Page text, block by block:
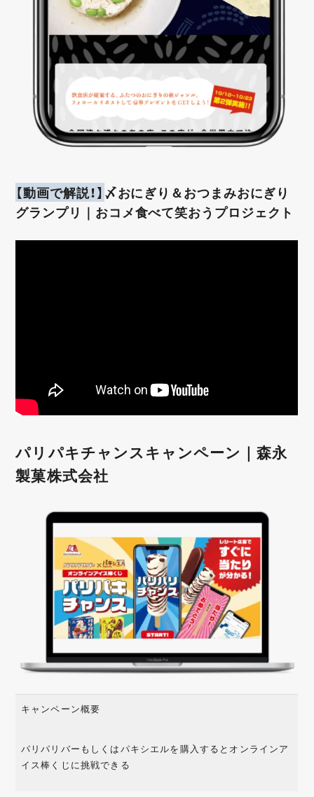
【動画で解説！】〆おにぎり＆おつまみおにぎり
グランプリ｜おコメ食べて笑おうプロジェクト
パリパキチャンスキャンペーン｜森永
製菓株式会社
キャンペーン概要
パリパリバーもしくはパキシエルを購入するとオンラインア
イス棒くじに挑戦できる